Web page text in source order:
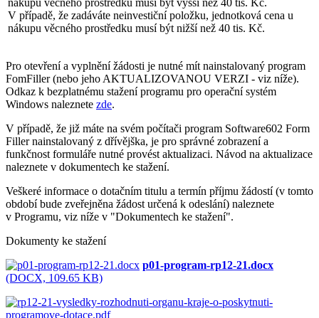
V případě, že zadáváte neinvestiční položku, jednotková cena u
nákupu věcného prostředku musí být nižší než 40 tis. Kč.
Pro otevření a vyplnění žádosti je nutné mít nainstalovaný program
FomFiller (nebo jeho AKTUALIZOVANOU VERZI - viz níže).
Odkaz k bezplatnému stažení programu pro operační systém
Windows naleznete zde.
V případě, že již máte na svém počítači program Software602 Form
Filler nainstalovaný z dřívějška, je pro správné zobrazení a
funkčnost formuláře nutné provést aktualizaci. Návod na aktualizace
naleznete v dokumentech ke stažení.
Veškeré informace o dotačním titulu a termín příjmu žádostí (v tomto
období bude zveřejněna žádost určená k odeslání) naleznete
v Programu, viz níže v "Dokumentech ke stažení".
Dokumenty ke stažení
p01-program-rp12-21.docx
(DOCX, 109.65 KB)